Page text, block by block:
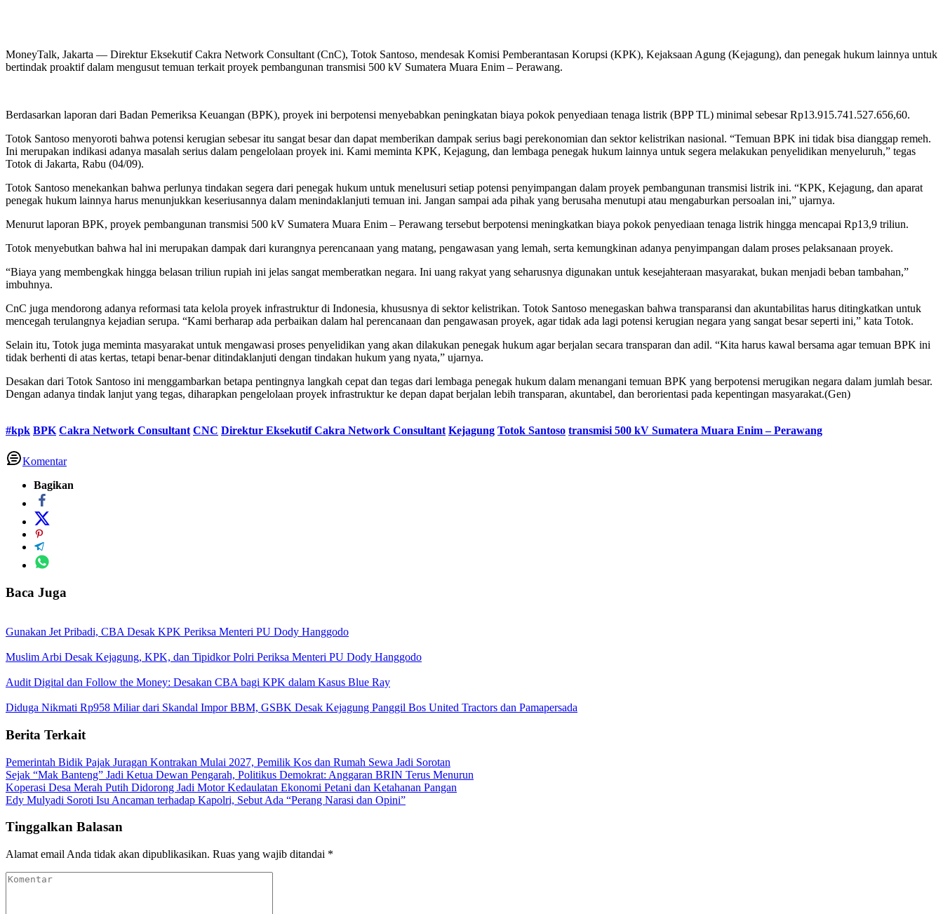
MoneyTalk, Jakarta — Direktur Eksekutif Cakra Network Consultant (CnC), Totok Santoso, mendesak Komisi Pemberantasan Korupsi (KPK), Kejaksaan Agung (Kejagung), dan penegak hukum lainnya untuk
bertindak proaktif dalam mengusut temuan terkait proyek pembangunan transmisi 500 kV Sumatera Muara Enim – Perawang.
Berdasarkan laporan dari Badan Pemeriksa Keuangan (BPK), proyek ini berpotensi menyebabkan peningkatan biaya pokok penyediaan tenaga listrik (BPP TL) minimal sebesar Rp13.915.741.527.656,60.
Totok Santoso menyoroti bahwa potensi kerugian sebesar itu sangat besar dan dapat memberikan dampak serius bagi perekonomian dan sektor kelistrikan nasional. “Temuan BPK ini tidak bisa dianggap remeh.
Ini merupakan indikasi adanya masalah serius dalam pengelolaan proyek ini. Kami meminta KPK, Kejagung, dan lembaga penegak hukum lainnya untuk segera melakukan penyelidikan menyeluruh,” tegas
Totok di Jakarta, Rabu (04/09).
Totok Santoso menekankan bahwa perlunya tindakan segera dari penegak hukum untuk menelusuri setiap potensi penyimpangan dalam proyek pembangunan transmisi listrik ini. “KPK, Kejagung, dan aparat
penegak hukum lainnya harus menunjukkan keseriusannya dalam menindaklanjuti temuan ini. Jangan sampai ada pihak yang berusaha menutupi atau mengaburkan persoalan ini,” ujarnya.
Menurut laporan BPK, proyek pembangunan transmisi 500 kV Sumatera Muara Enim – Perawang tersebut berpotensi meningkatkan biaya pokok penyediaan tenaga listrik hingga mencapai Rp13,9 triliun.
Totok menyebutkan bahwa hal ini merupakan dampak dari kurangnya perencanaan yang matang, pengawasan yang lemah, serta kemungkinan adanya penyimpangan dalam proses pelaksanaan proyek.
“Biaya yang membengkak hingga belasan triliun rupiah ini jelas sangat memberatkan negara. Ini uang rakyat yang seharusnya digunakan untuk kesejahteraan masyarakat, bukan menjadi beban tambahan,”
imbuhnya.
CnC juga mendorong adanya reformasi tata kelola proyek infrastruktur di Indonesia, khususnya di sektor kelistrikan. Totok Santoso menegaskan bahwa transparansi dan akuntabilitas harus ditingkatkan untuk
mencegah terulangnya kejadian serupa. “Kami berharap ada perbaikan dalam hal perencanaan dan pengawasan proyek, agar tidak ada lagi potensi kerugian negara yang sangat besar seperti ini,” kata Totok.
Selain itu, Totok juga meminta masyarakat untuk mengawasi proses penyelidikan yang akan dilakukan penegak hukum agar berjalan secara transparan dan adil. “Kita harus kawal bersama agar temuan BPK ini
tidak berhenti di atas kertas, tetapi benar-benar ditindaklanjuti dengan tindakan hukum yang nyata,” ujarnya.
Desakan dari Totok Santoso ini menggambarkan betapa pentingnya langkah cepat dan tegas dari lembaga penegak hukum dalam menangani temuan BPK yang berpotensi merugikan negara dalam jumlah besar.
Dengan adanya tindak lanjut yang tegas, diharapkan pengelolaan proyek infrastruktur ke depan dapat berjalan lebih transparan, akuntabel, dan berorientasi pada kepentingan masyarakat.(Gen)
#kpk BPK Cakra Network Consultant CNC Direktur Eksekutif Cakra Network Consultant Kejagung Totok Santoso transmisi 500 kV Sumatera Muara Enim – Perawang
Komentar
Bagikan
Baca Juga
Gunakan Jet Pribadi, CBA Desak KPK Periksa Menteri PU Dody Hanggodo
Muslim Arbi Desak Kejagung, KPK, dan Tipidkor Polri Periksa Menteri PU Dody Hanggodo
Audit Digital dan Follow the Money: Desakan CBA bagi KPK dalam Kasus Blue Ray
Diduga Nikmati Rp958 Miliar dari Skandal Impor BBM, GSBK Desak Kejagung Panggil Bos United Tractors dan Pamapersada
Berita Terkait
Pemerintah Bidik Pajak Juragan Kontrakan Mulai 2027, Pemilik Kos dan Rumah Sewa Jadi Sorotan
Sejak “Mak Banteng” Jadi Ketua Dewan Pengarah, Politikus Demokrat: Anggaran BRIN Terus Menurun
Koperasi Desa Merah Putih Didorong Jadi Motor Kedaulatan Ekonomi Petani dan Ketahanan Pangan
Edy Mulyadi Soroti Isu Ancaman terhadap Kapolri, Sebut Ada “Perang Narasi dan Opini”
Tinggalkan Balasan
Alamat email Anda tidak akan dipublikasikan. Ruas yang wajib ditandai *